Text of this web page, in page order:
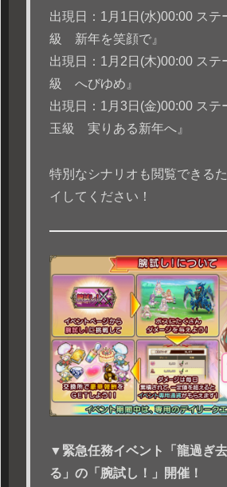
出現日：1月1日(水)00:00 ステ
級 新年を笑顔で』
出現日：1月2日(木)00:00 ステ
級 へびゆめ』
出現日：1月3日(金)00:00 ステ
玉級 実りある新年へ』
特別なシナリオも閲覧できる
イしてください！
▼緊急任務イベント「龍過ぎ
る」の「腕試し！」開催！